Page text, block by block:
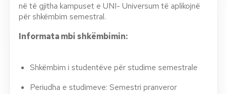
në të gjitha kampuset e UNI- Universum të aplikojnë
për shkëmbim semestral.
Informata mbi shkëmbimin:
Shkëmbim i studentëve për studime semestrale
Periudha e studimeve: Semestri pranveror